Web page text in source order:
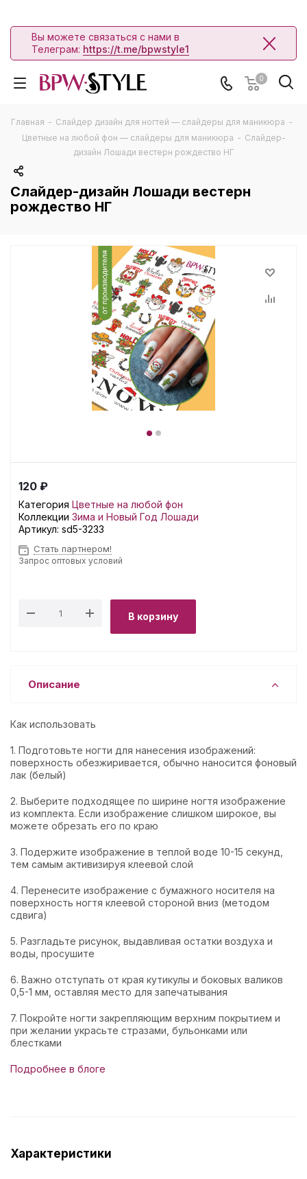
Вы можете связаться с нами в
Телеграм: https://t.me/bpwstyle1
0
Главная - Слайдер дизайн для ногтей — слайдеры для маникюра -
Цветные на любой фон — слайдеры для маникюра - Слайдер-
дизайн Лошади вестерн рождество НГ
Слайдер-дизайн Лошади вестерн
рождество НГ
120 ₽
Категория Цветные на любой фон
Коллекции Зима и Новый Год Лошади
Артикул: sd5-3233
Стать партнером!
Запрос оптовых условий
В корзину
Описание
Как использовать
1. Подготовьте ногти для нанесения изображений:
поверхность обезжиривается, обычно наносится фоновый
лак (белый)
2. Выберите подходящее по ширине ногтя изображение
из комплекта. Если изображение слишком широкое, вы
можете обрезать его по краю
3. Подержите изображение в теплой воде 10-15 секунд,
тем самым активизируя клеевой слой
4. Перенесите изображение с бумажного носителя на
поверхность ногтя клеевой стороной вниз (методом
сдвига)
5. Разгладьте рисунок, выдавливая остатки воздуха и
воды, просушите
6. Важно отступать от края кутикулы и боковых валиков
0,5-1 мм, оставляя место для запечатывания
7. Покройте ногти закрепляющим верхним покрытием и
при желании украсьте стразами, бульонками или
блестками
Подробнее в блоге
Характеристики